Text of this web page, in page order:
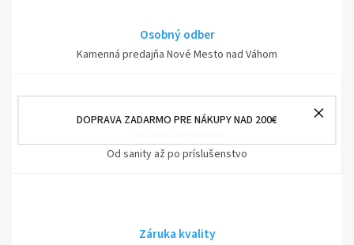
DOPRAVA ZADARMO PRE NÁKUPY NAD 200€
Osobný odber
Kamenná predajňa Nové Mesto nad Váhom
Od sanity až po príslušenstvo
Záruka kvality